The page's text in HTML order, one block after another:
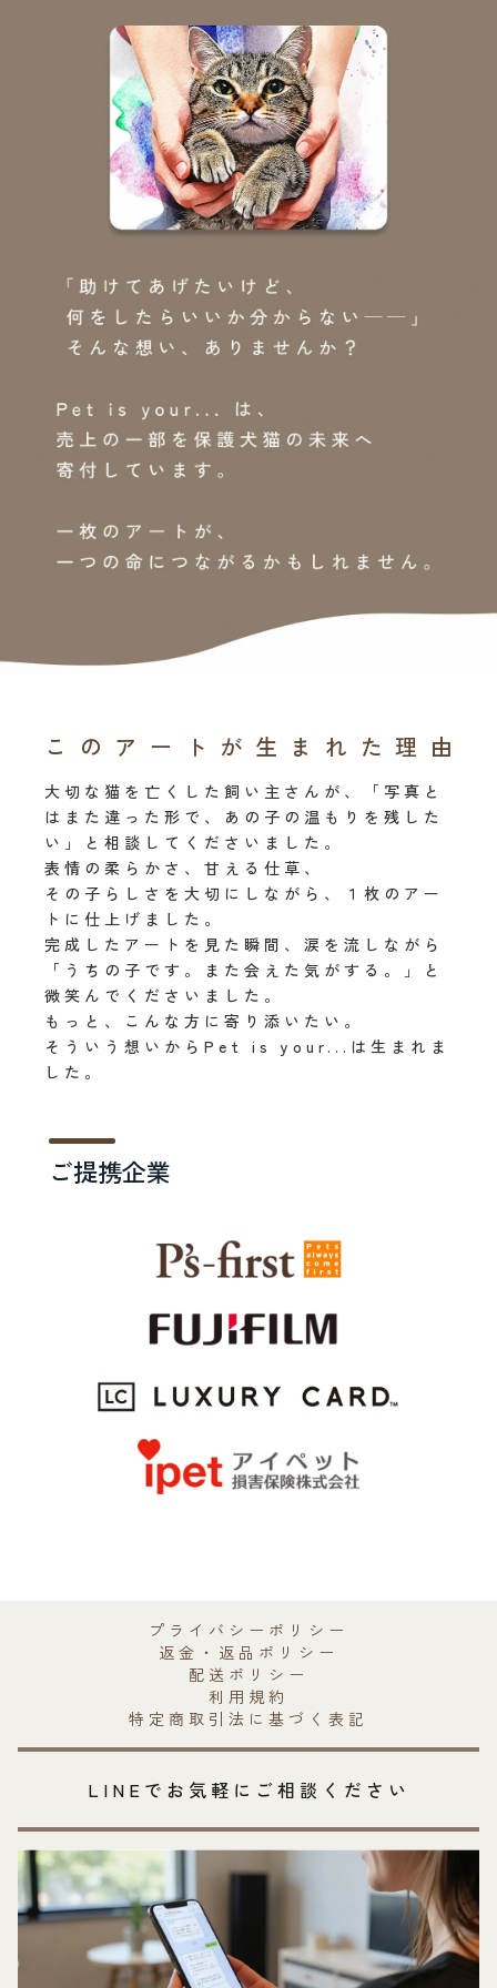
このアートが生まれた理由
大切な猫を亡くした飼い主さんが、「写真と
はまた違った形で、あの子の温もりを残した
い」と相談してくださいました。
表情の柔らかさ、甘える仕草、
その子らしさを大切にしながら、１枚のアー
トに仕上げました。
完成したアートを見た瞬間、涙を流しながら
「うちの子です。また会えた気がする。」と
微笑んでくださいました。
もっと、こんな方に寄り添いたい。
そういう想いからPet is your...は生まれま
した。
ご提携企業
プライバシーポリシー
返金・返品ポリシー
配送ポリシー
利用規約
特定商取引法に基づく表記
LINEでお気軽にご相談ください